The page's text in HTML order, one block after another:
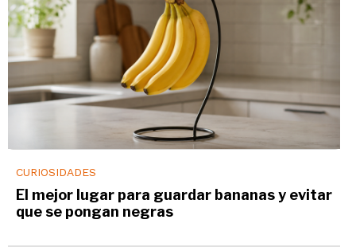
CURIOSIDADES
El mejor lugar para guardar bananas y evitar
que se pongan negras